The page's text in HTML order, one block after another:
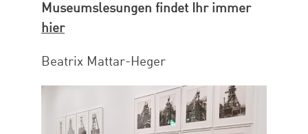
Museumslesungen findet Ihr immer
hier
Beatrix Mattar-Heger